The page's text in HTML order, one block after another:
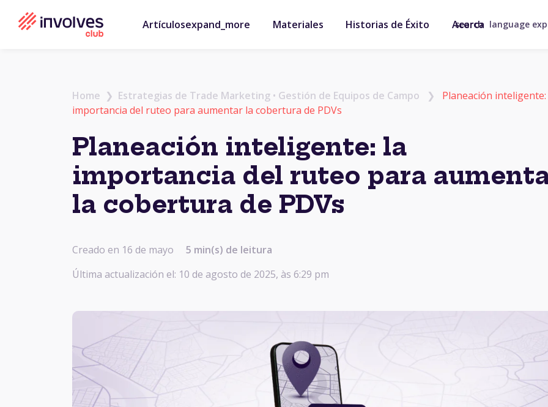
Artículosexpand_more Materiales Historias de Éxito Acerca
search language
Home ❯ Estrategias de Trade Marketing • Gestión de Equipos de Campo ❯ Planeación
importancia del ruteo para aumentar la cobertura de PDVs
Planeación inteligente: la
importancia del ruteo para
la cobertura de PDVs
Creado en 16 de mayo
5 min(s) de leitura
Última actualización el: 10 de agosto de 2025, às 6:29 pm